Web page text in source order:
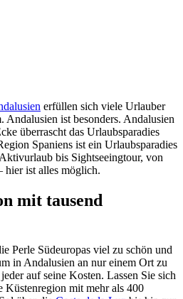
erfüllen sich viele Urlauber
Andalusien ist besonders. Andalusien
überrascht das Urlaubsparadies
Spaniens ist ein Urlaubsparadies
bis Sightseeingtour, von
hier ist alles möglich.
mit tausend
Perle Südeuropas viel zu schön und
in Andalusien an nur einem Ort zu
auf seine Kosten. Lassen Sie sich
Küstenregion mit mehr als 400